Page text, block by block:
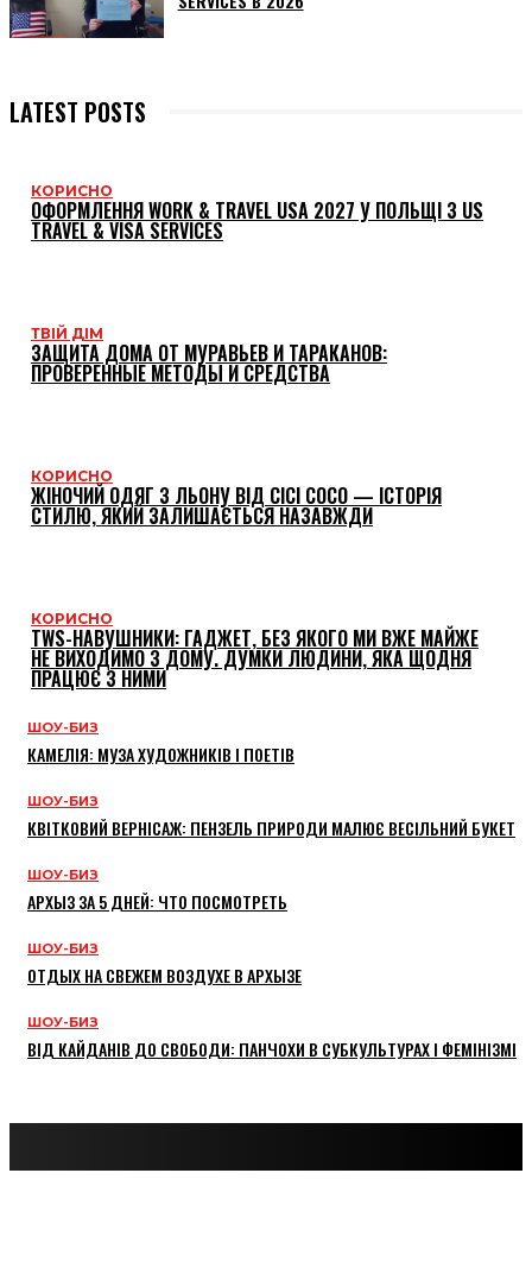
LATEST POSTS
КОРИСНО
ОФОРМЛЕННЯ WORK & TRAVEL USA 2027 У ПОЛЬЩІ З US
TRAVEL & VISA SERVICES
ТВІЙ ДІМ
ЗАЩИТА ДОМА ОТ МУРАВЬЕВ И ТАРАКАНОВ:
ПРОВЕРЕННЫЕ МЕТОДЫ И СРЕДСТВА
КОРИСНО
ЖІНОЧИЙ ОДЯГ З ЛЬОНУ ВІД CICI COCO — ІСТОРІЯ
СТИЛЮ, ЯКИЙ ЗАЛИШАЄТЬСЯ НАЗАВЖДИ
КОРИСНО
TWS-НАВУШНИКИ: ГАДЖЕТ, БЕЗ ЯКОГО МИ ВЖЕ МАЙЖЕ
НЕ ВИХОДИМО З ДОМУ. ДУМКИ ЛЮДИНИ, ЯКА ЩОДНЯ
ПРАЦЮЄ З НИМИ
ШОУ-БИЗ
КАМЕЛІЯ: МУЗА ХУДОЖНИКІВ І ПОЕТІВ
ШОУ-БИЗ
КВІТКОВИЙ ВЕРНІСАЖ: ПЕНЗЕЛЬ ПРИРОДИ МАЛЮЄ ВЕСІЛЬНИЙ БУКЕТ
ШОУ-БИЗ
АРХЫЗ ЗА 5 ДНЕЙ: ЧТО ПОСМОТРЕТЬ
ШОУ-БИЗ
ОТДЫХ НА СВЕЖЕМ ВОЗДУХЕ В АРХЫЗЕ
ШОУ-БИЗ
ВІД КАЙДАНІВ ДО СВОБОДИ: ПАНЧОХИ В СУБКУЛЬТУРАХ І ФЕМІНІЗМІ